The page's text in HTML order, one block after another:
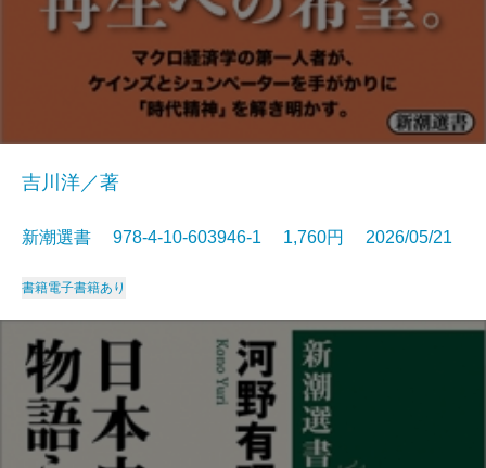
吉川洋／著
新潮選書 978-4-10-603946-1 1,760円 2026/05/21
書籍電子書籍あり